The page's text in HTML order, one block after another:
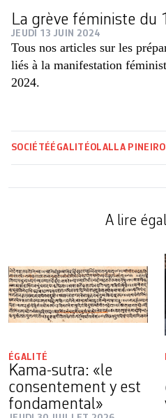
La grève féministe du
JEUDI 13 JUIN 2024
Tous nos articles sur les
liés à la manifestation
2024.
SOCIÉTÉ ÉGALITÉOLALLA
A lire
ÉGALITÉ
Kama-sutra: «le
consentement y est
fondamental»